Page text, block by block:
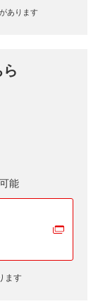
あります
能
ます